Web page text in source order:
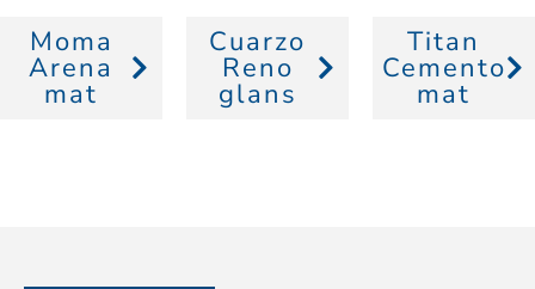
Moma
Arena
mat
Cuarzo
Reno
glans
Titan
Cemento
mat